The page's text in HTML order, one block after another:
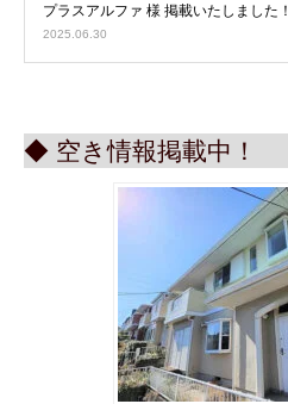
プラスアルファ 様 掲載いたしました！
2025.06.30
◆ 空き情報掲載中！